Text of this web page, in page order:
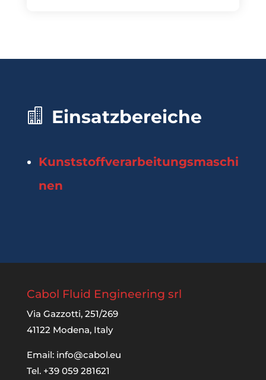
Einsatzbereiche
Kunststoffverarbeitungsmaschi
nen
Cabol Fluid Engineering srl
Via Gazzotti, 251/269
41122 Modena, Italy
Email: info@cabol.eu
Tel. +39 059 281621